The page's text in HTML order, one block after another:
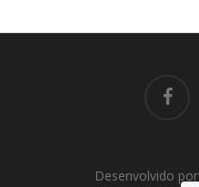
facebook
Desenvolvido por